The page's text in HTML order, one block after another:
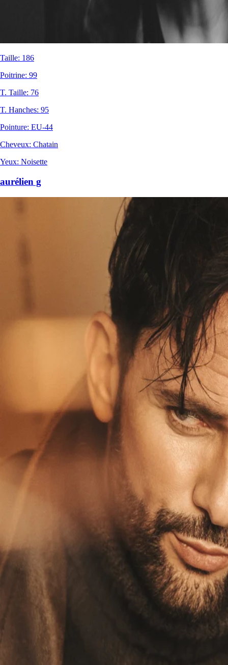
Taille: 186
Poitrine: 99
T. Taille: 76
T. Hanches: 95
Pointure: EU-44
Cheveux: Chatain
Yeux: Noisette
aurélien g